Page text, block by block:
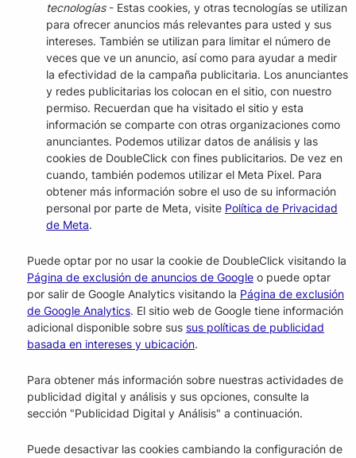
tecnologías- Estas cookies, y otras tecnologías se utilizan
para ofrecer anuncios más relevantes para usted y sus
intereses. También se utilizan para limitar el número de
veces que ve un anuncio, así como para ayudar a medir
la efectividad de la campaña publicitaria. Los anunciantes
y redes publicitarias los colocan en el sitio, con nuestro
permiso. Recuerdan que ha visitado el sitio y esta
información se comparte con otras organizaciones como
anunciantes. Podemos utilizar datos de análisis y las
cookies de DoubleClick con fines publicitarios. De vez en
cuando, también podemos utilizar el Meta Pixel. Para
obtener más información sobre el uso de su información
personal por parte de Meta, visite Política de Privacidad
de Meta.
Puede optar por no usar la cookie de DoubleClick visitando la
Página de exclusión de anuncios de Google o puede optar
por salir de Google Analytics visitando la Página de exclusión
de Google Analytics. El sitio web de Google tiene información
adicional disponible sobre sus sus políticas de publicidad
basada en intereses y ubicación.
Para obtener más información sobre nuestras actividades de
publicidad digital y análisis y sus opciones, consulte la
sección "Publicidad Digital y Análisis" a continuación.
Puede desactivar las cookies cambiando la configuración de